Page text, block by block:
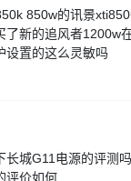
850w的讯景
了新的追风者1200w
设置的这么灵敏吗
长城G11电源的评测
评价如何